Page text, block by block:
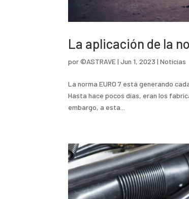
La aplicación de la
por©ASTRAVE|Jun 1, 2023 |Noticias
La norma EURO 7 está generando
Hasta hace pocos días, eran los
embargo, a esta...